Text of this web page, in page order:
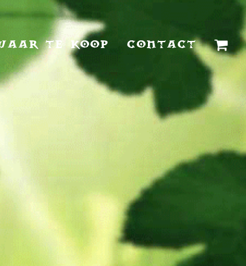
TE KOOP CONTACT